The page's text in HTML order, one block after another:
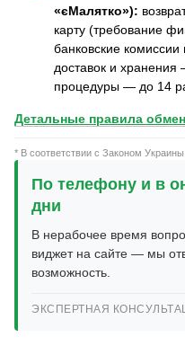
«єМалятко»):
карту (требование
банковские
доставок и хранения
процедуры — до 14
Детальные правила
* В соответствии с Законом
По телефону и в
дни
В нерабочее время
виджет на сайте — мы
возможность.
ЭКСПЕРТНАЯ